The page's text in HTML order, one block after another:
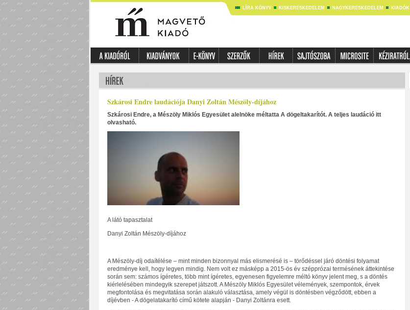
LÍRA KÖNYV KISKERESKEDELEM NAGYKERESKEDELEM KIADÓK
Szkárosi Endre laudációja Danyi Zoltán Mészöly-díjához
Szkárosi Endre, a Mészöly Miklós Egyesület alelnöke méltatta A dögeltakarítót. A teljes laudáció itt
olvasható.
A látó tapasztalat
Danyi Zoltán Mészöly-díjához
A Mészöly-díj odaítélése – mint minden bizonnyal más elismerésé is – törődéssel járó döntési folyamat
eredménye kell, hogy legyen mindig. Nem volt ez másképp a 2015-ös év szépprózai termésének áttekintése
során sem: számos ígéretes, több mint ígéretes, egyenesen figyelemre méltó könyv jelent meg, s a döntés
kiérlelésében mindegyik szerepet játszott. A Mészöly Miklós Egyesület vélemények, szempontok, érvek
megfontolása és megvitatása során alakuló választása, amely végül is döntésben végződött, ebben a
díjévben - A dögelatakarító című kötete alapján - Danyi Zoltánra esett.